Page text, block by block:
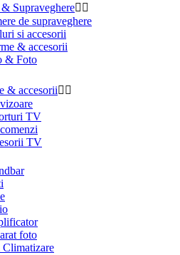
Supraveghere 
de supraveghere
si accesorii
& accesorii
& Foto
& accesorii 
TV
TV
foto